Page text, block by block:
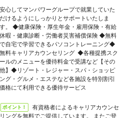
心してマンパワーグループで就業していた
けるようにしっかりとサポートいたしま
。 ◆健康保険・厚生年金・雇用保険・有給
暇・健康診断・労働者災害補償保険 ◆無料
自宅で学習できるパソコントレーニング◆
料キャリアカウンセリング ◆各種提携スク
ルのメニューを優待料金で受講など【その
】◆リゾート・レジャー・スパ・ショッピ
グ・グルメ・エステなど各施設を特別割引
格にて利用できる優待サービス
ポイント！
有資格者によるキャリアカウンセ
ングを無料でご提供しています。 またご登